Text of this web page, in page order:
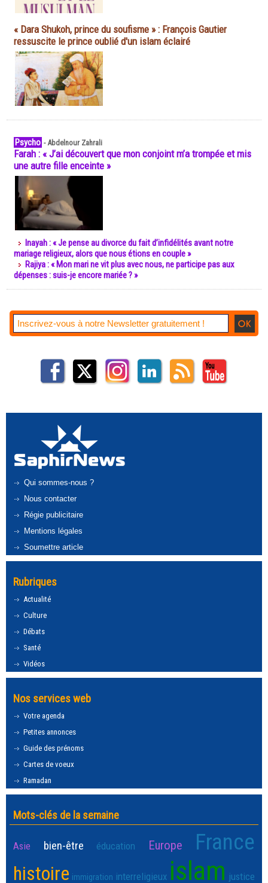
« Dara Shukoh, prince du soufisme » : François Gautier
ressuscite le prince oublié d'un islam éclairé
Psycho -Abdelnour Zahrali
Farah : « J’ai découvert que mon conjoint m’a trompée et mis
une autre fille enceinte »
Inayah : « Je pense au divorce du fait d’infidélités avant notre
mariage religieux, alors que nous étions en couple »
Rajiya : « Mon mari ne vit plus avec nous, ne participe pas aux
dépenses : suis-je encore mariée ? »
Qui sommes-nous ?
Nous contacter
Régie publicitaire
Mentions légales
Soumettre article
Rubriques
Actualité
Culture
Débats
Santé
Vidéos
Nos services web
Votre agenda
Petites annonces
Guide des prénoms
Cartes de voeux
Ramadan
Mots-clés de la semaine
Asie bien-être éducation Europe France
histoire immigration interreligieux islam justice